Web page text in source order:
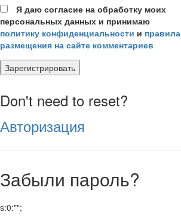
Я даю согласие на обработку моих
персональных данных и принимаю
политику конфиденциальности и правила
размещения на сайте комментариев
Зарегистрировать
Don't need to reset?
Авторизация
Забыли пароль?
s:0:"";